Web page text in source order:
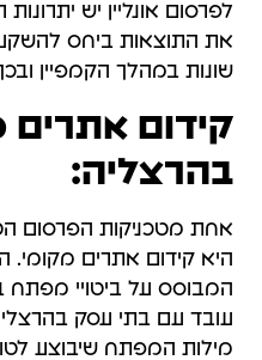
לפרסום אונליין יש
את התוצאות ביחס
שונות במהלך הקמפיין
קידום אתרים
בהרצליה:
אחת מטכניקות הפרסום
היא קידום אתרים מקומי.
המבוסס על ביטויי מפתח
עובד עם בתי עסק
מילות המפתח שיבוצע